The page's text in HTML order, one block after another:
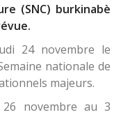
(SNC) burkinabè
24 novembre le
nationale de
majeurs.
26 novembre au 3